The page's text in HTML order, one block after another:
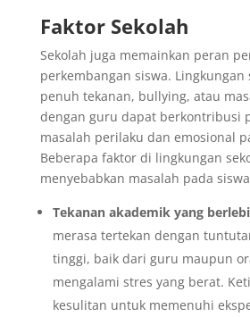
Faktor Sekolah
Sekolah juga memainkan peran
perkembangan siswa. Lingkungan
penuh tekanan, bullying, atau
dengan guru dapat berkontribusi
masalah perilaku dan emosional
Beberapa faktor di lingkungan
menyebabkan masalah pada
Tekanan akademik yang
merasa tertekan dengan
tinggi, baik dari guru maupun
mengalami stres yang berat.
kesulitan untuk memenuhi